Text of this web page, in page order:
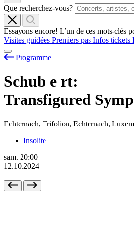
Que recherchez-vous?
Essayons encore! L’un de ces mots-clés
Visites guidées Premiers pas Infos tickets
Programme
Schub e rt:
Transfigured
Echternach, Trifolion, Echternach,
Insolite
sam. 20:00
12.10.2024